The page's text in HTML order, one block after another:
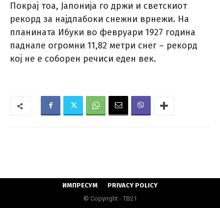
Покрај тоа, Јапонија го држи и светскиот
рекорд за најдлабоки снежни врнежи. На
планината Ибуки во февруари 1927 година
паднале огромни 11,82 метри снег – рекорд
кој не е соборен речиси еден век.
ИМПРЕСУМ
PRIVACY POLICY
© Copyright - ТВ21